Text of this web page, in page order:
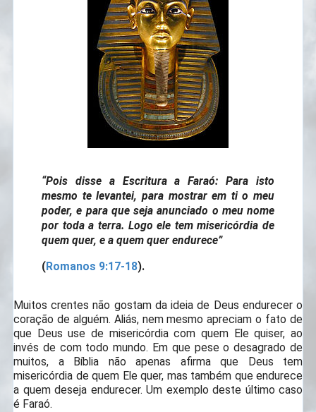
“Pois disse a Escritura a Faraó: Para isto
mesmo te levantei, para mostrar em ti o meu
poder, e para que seja anunciado o meu nome
por toda a terra. Logo ele tem misericórdia de
quem quer, e a quem quer endurece”
(Romanos 9:17-18).
Muitos crentes não gostam da ideia de Deus endurecer o
coração de alguém. Aliás, nem mesmo apreciam o fato de
que Deus use de misericórdia com quem Ele quiser, ao
invés de com todo mundo. Em que pese o desagrado de
muitos, a Bíblia não apenas afirma que Deus tem
misericórdia de quem Ele quer, mas também que endurece
a quem deseja endurecer. Um exemplo deste último caso
é Faraó.